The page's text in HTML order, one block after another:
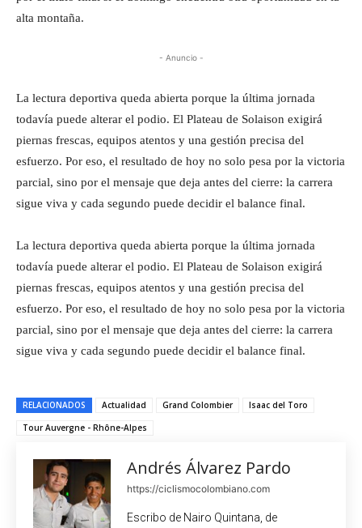
alta montaña.
- Anuncio -
La lectura deportiva queda abierta porque la última jornada
todavía puede alterar el podio. El Plateau de Solaison exigirá
piernas frescas, equipos atentos y una gestión precisa del
esfuerzo. Por eso, el resultado de hoy no solo pesa por la victoria
parcial, sino por el mensaje que deja antes del cierre: la carrera
sigue viva y cada segundo puede decidir el balance final.
La lectura deportiva queda abierta porque la última jornada
todavía puede alterar el podio. El Plateau de Solaison exigirá
piernas frescas, equipos atentos y una gestión precisa del
esfuerzo. Por eso, el resultado de hoy no solo pesa por la victoria
parcial, sino por el mensaje que deja antes del cierre: la carrera
sigue viva y cada segundo puede decidir el balance final.
RELACIONADOS Actualidad Grand Colombier
Isaac del Toro
Tour Auvergne - Rhône-Alpes
Andrés Álvarez Pardo
https://ciclismocolombiano.com
Escribo de Nairo Quintana, de